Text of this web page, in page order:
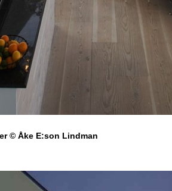
© Åke E:son Lindman